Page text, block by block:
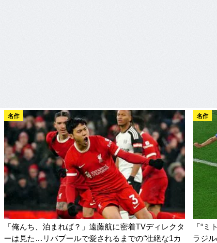
名作
「俺んち、泊まれば？」遠藤航に密着TVディレクタ
ーは見た…リバプールで愛されるまでの“壮絶な1カ
名作
「“
ラジ